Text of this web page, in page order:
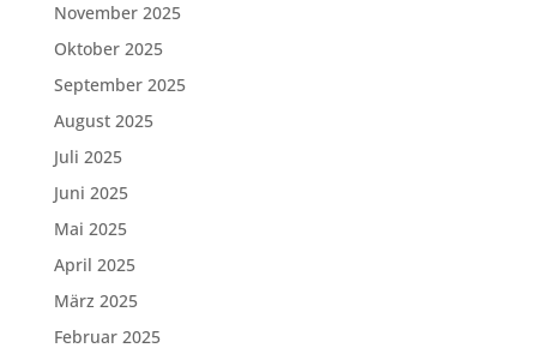
November 2025
Oktober 2025
September 2025
August 2025
Juli 2025
Juni 2025
Mai 2025
April 2025
März 2025
Februar 2025